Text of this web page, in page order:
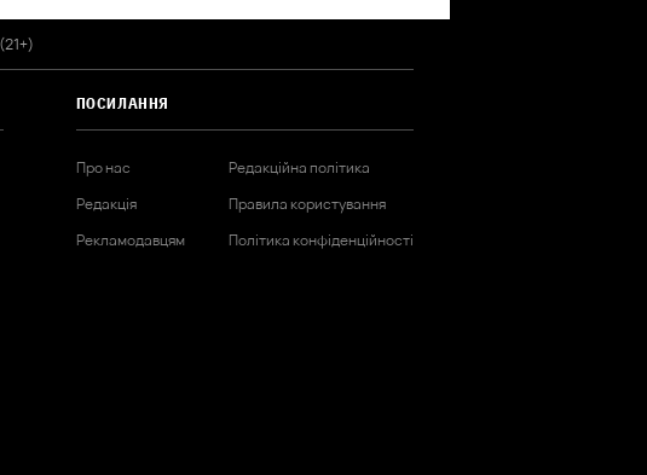
ПОСИЛАННЯ
Про нас
Редакція
Рекламодавцям
Редакційна політика
Правила користування
Політика конфіденційності